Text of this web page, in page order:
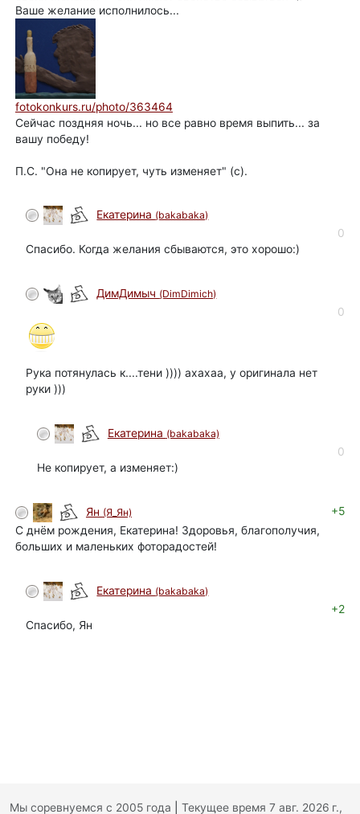
Ваше желание исполнилось...
fotokonkurs.ru/photo/363464
Сейчас поздняя ночь... но все равно время выпить... за
вашу победу!
П.С. "Она не копирует, чуть изменяет" (с).
Екатерина (bakabaka)
0
Спасибо. Когда желания сбываются, это хорошо:)
ДимДимыч (DimDimich)
0
Рука потянулась к....тени )))) ахахаа, у оригинала нет
руки )))
Екатерина (bakabaka)
0
Не копирует, а изменяет:)
Ян (Я_Ян)
+5
С днём рождения, Екатерина! Здоровья, благополучия,
больших и маленьких фоторадостей!
Екатерина (bakabaka)
+2
Спасибо, Ян
Мы соревнуемся с 2005 года Текущее время 7 авг. 2026 г.,